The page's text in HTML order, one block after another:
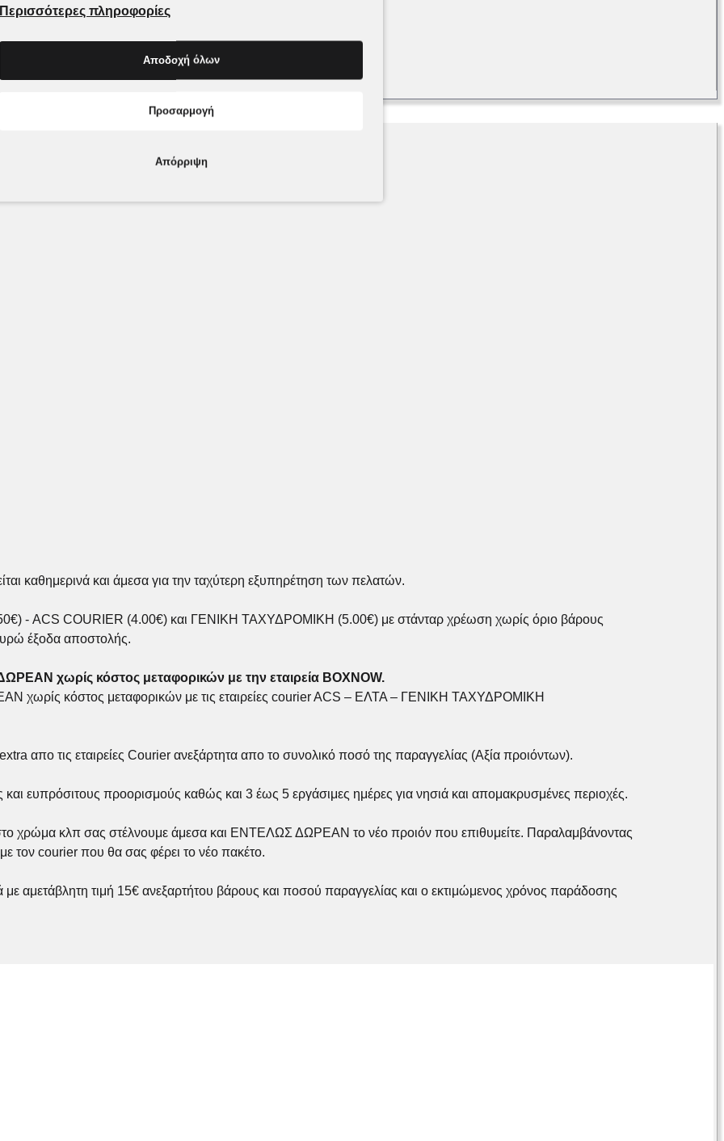
καθημερινά και άμεσα για την ταχύτερη εξυπηρέτηση των πελατών.
- ACS COURIER (4.00€) και ΓΕΝΙΚΗ ΤΑΧΥΔΡΟΜΙΚΗ (5.00€) με στάνταρ χρέωση χωρίς όριο βάρους
έξοδα αποστολής.
χωρίς κόστος μεταφορικών με την εταιρεία BOXNOW.
χωρίς κόστος μεταφορικών με τις εταιρείες courier ACS – ΕΛΤΑ – ΓΕΝΙΚΗ ΤΑΧΥΔΡΟΜΙΚΗ
απο τις εταιρείες Courier ανεξάρτητα απο το συνολικό ποσό της παραγγελίας (Αξία προιόντων).
ευπρόσιτους προορισμούς καθώς και 3 έως 5 εργάσιμες ημέρες για νησιά και απομακρυσμένες περιοχές.
χρώμα κλπ σας στέλνουμε άμεσα και ΕΝΤΕΛΩΣ ΔΩΡΕΑΝ το νέο προιόν που επιθυμείτε. Παραλαμβάνοντας
τον courier που θα σας φέρει το νέο πακέτο.
αμετάβλητη τιμή 15€ ανεξαρτήτου βάρους και ποσού παραγγελίας και ο εκτιμώμενος χρόνος παράδοσης
Περισσότερες πληροφορίες
Αποδοχή όλων
Προσαρμογή
Απόρριψη